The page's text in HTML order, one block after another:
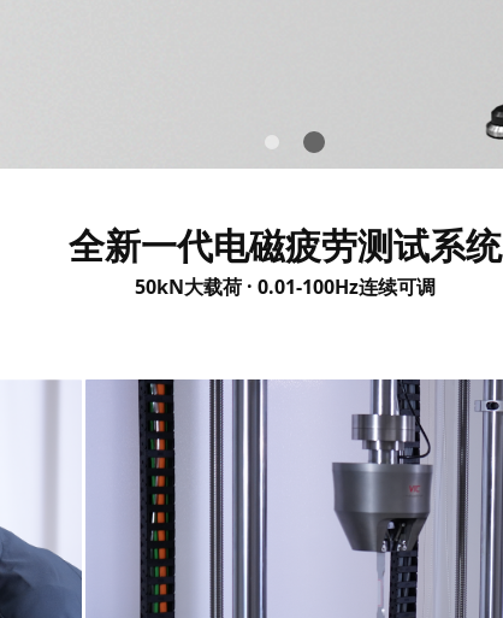
全新一代电磁疲劳测试系统
50kN大载荷 · 0.01-100Hz连续可调